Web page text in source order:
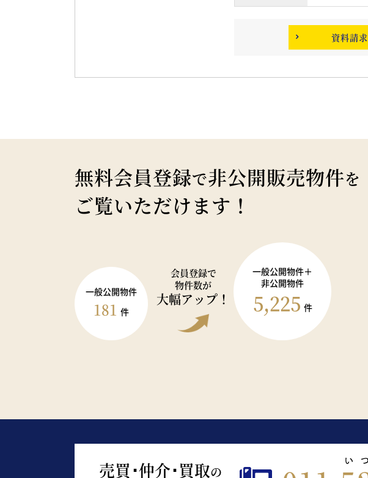
資料請求
無料会員登録で非公開販売物件を
ご覧いただけます！
会員登録で
物件数が
大幅アップ！
一般公開物件
181 件
一般公開物件＋
非公開物件
5,225 件
売買･仲介･買取の